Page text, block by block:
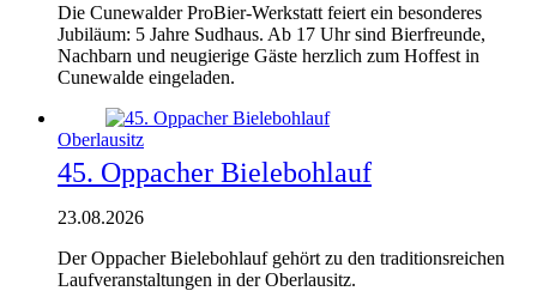
Die Cunewalder ProBier-Werkstatt feiert ein besonderes
Jubiläum: 5 Jahre Sudhaus. Ab 17 Uhr sind Bierfreunde,
Nachbarn und neugierige Gäste herzlich zum Hoffest in
Cunewalde eingeladen.
Oberlausitz
45. Oppacher Bielebohlauf
23.08.2026
Der Oppacher Bielebohlauf gehört zu den traditionsreichen
Laufveranstaltungen in der Oberlausitz.